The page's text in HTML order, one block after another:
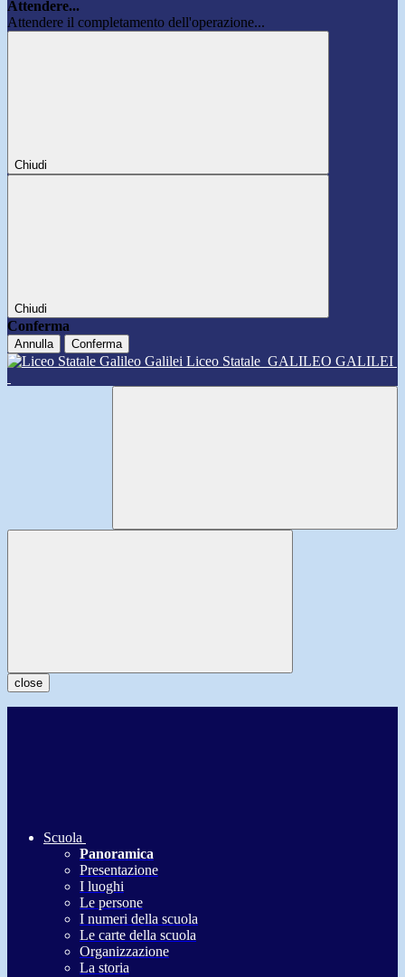
Attendere...
Attendere il completamento dell'operazione...
Chiudi
Chiudi
Conferma
Annulla Conferma
Liceo Statale GALILEO GALILEI
close
Scuola
Panoramica
Presentazione
I luoghi
Le persone
I numeri della scuola
Le carte della scuola
Organizzazione
La storia